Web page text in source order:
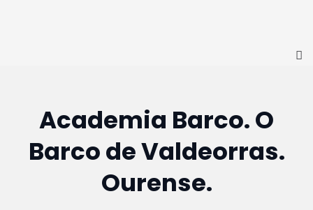
Academia Barco. O
Barco de Valdeorras.
Ourense.